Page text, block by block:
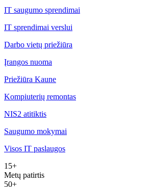
IT saugumo sprendimai
IT sprendimai verslui
Darbo vietų priežiūra
Įrangos nuoma
Priežiūra Kaune
Kompiuterių remontas
NIS2 atitiktis
Saugumo mokymai
Visos IT paslaugos
15+
Metų patirtis
50+